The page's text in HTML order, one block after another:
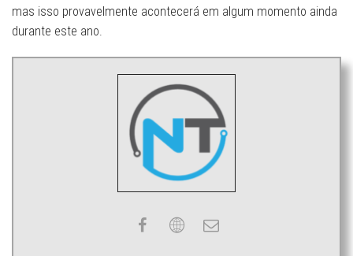
mas isso provavelmente acontecerá em algum momento ainda
durante este ano.